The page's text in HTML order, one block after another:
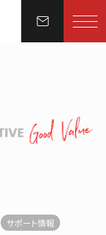
サポート情報